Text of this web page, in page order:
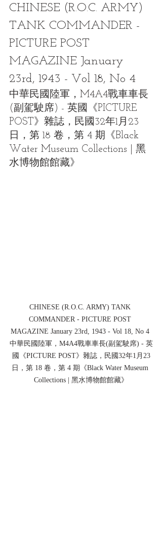
CHINESE (R.O.C. ARMY)
TANK COMMANDER -
PICTURE POST
MAGAZINE January
23rd, 1943 - Vol 18, No 4
中華民國陸軍，M4A4戰車車長
(副駕駛席) - 英國《PICTURE
POST》雜誌，民國32年1月23
日，第 18 卷，第 4 期《Black
Water Museum Collections | 黑
水博物館館藏》
CHINESE (R.O.C. ARMY) TANK
COMMANDER - PICTURE POST
MAGAZINE January 23rd, 1943 - Vol 18, No 4
中華民國陸軍，M4A4戰車車長(副駕駛席) - 英
國《PICTURE POST》雜誌，民國32年1月23
日，第 18 卷，第 4 期《Black Water Museum
Collections | 黑水博物館館藏》